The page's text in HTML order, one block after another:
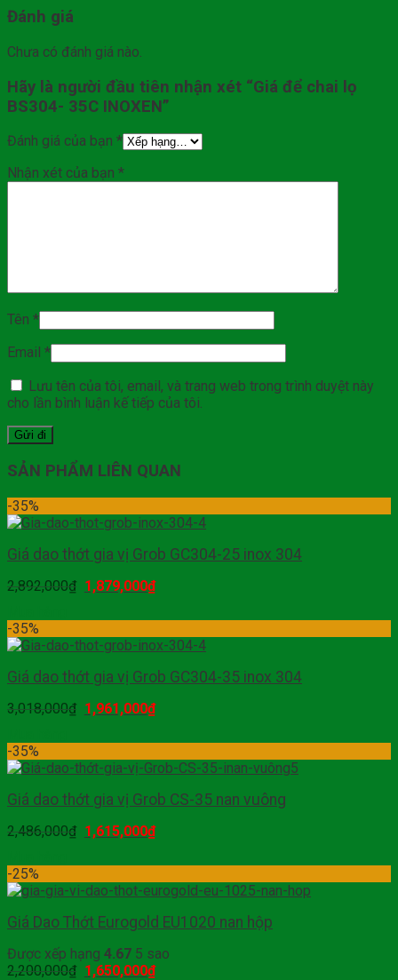
Đánh giá
Chưa có đánh giá nào.
Hãy là người đầu tiên nhận xét “Giá để chai lọ
BS304- 35C INOXEN”
Đánh giá của bạn *
Nhận xét của bạn *
Tên *
Email *
Lưu tên của tôi, email, và trang web trong trình duyệt này
cho lần bình luận kế tiếp của tôi.
SẢN PHẨM LIÊN QUAN
-35%
Giá dao thớt gia vị Grob GC304-25 inox 304
2,892,000₫ 1,879,000₫
-35%
Giá dao thớt gia vị Grob GC304-35 inox 304
3,018,000₫ 1,961,000₫
-35%
Giá dao thớt gia vị Grob CS-35 nan vuông
2,486,000₫ 1,615,000₫
-25%
Giá Dao Thớt Eurogold EU1020 nan hộp
Được xếp hạng 4.67 5 sao
2,200,000₫ 1,650,000₫